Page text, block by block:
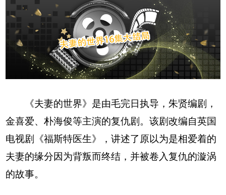
《夫妻的世界》是由毛完日执导，朱贤编剧，
金喜爱、朴海俊等主演的复仇剧。该剧改编自英国
电视剧《福斯特医生》，讲述了原以为是相爱着的
夫妻的缘分因为背叛而终结，并被卷入复仇的漩涡
的故事。